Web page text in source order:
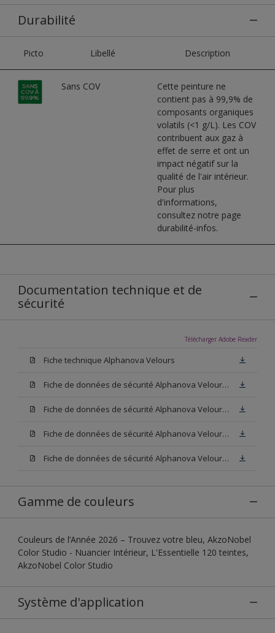
Durabilité
Picto Libellé Description
Sans COV
Cette peinture ne
contient pas à 99,9% de
composants organiques
volatils (<1 g/L). Les COV
contribuent aux gaz à
effet de serre et ont un
impact négatif sur la
qualité de l'air intérieur.
Pour plus
d'informations,
consultez notre page
durabilité-infos.
Documentation technique et de
sécurité
Télécharger Adobe Reader
Fiche technique Alphanova Velours
Fiche de données de sécurité Alphanova Velours Base W05
Fiche de données de sécurité Alphanova Velours Base M15
Fiche de données de sécurité Alphanova Velours Base N00
Fiche de données de sécurité Alphanova Velours Blanc
Gamme de couleurs
Couleurs de l’Année 2026 – Trouvez votre bleu, AkzoNobel
Color Studio - Nuancier Intérieur, L'Essentielle 120 teintes,
AkzoNobel Color Studio
Système d'application